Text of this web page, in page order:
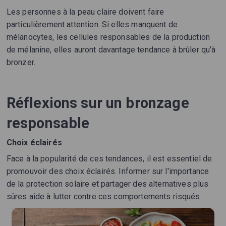
Les personnes à la peau claire doivent faire
particulièrement attention. Si elles manquent de
mélanocytes, les cellules responsables de la production
de mélanine, elles auront davantage tendance à brûler qu'à
bronzer.
Réflexions sur un bronzage
responsable
Choix éclairés
Face à la popularité de ces tendances, il est essentiel de
promouvoir des choix éclairés. Informer sur l'importance
de la protection solaire et partager des alternatives plus
sûres aide à lutter contre ces comportements risqués.